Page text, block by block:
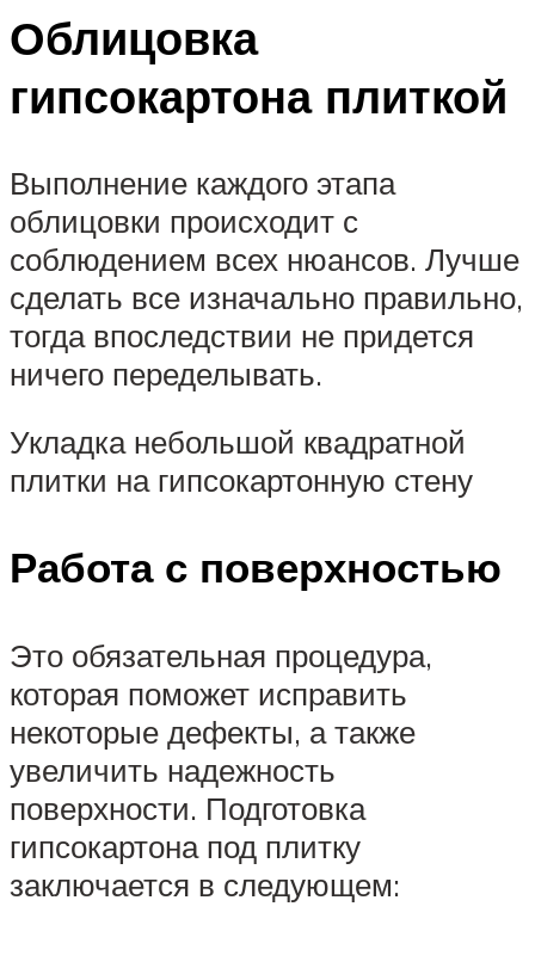
Облицовка
гипсокартона плиткой
Выполнение каждого этапа
облицовки происходит с
соблюдением всех нюансов. Лучше
сделать все изначально правильно,
тогда впоследствии не придется
ничего переделывать.
Укладка небольшой квадратной
плитки на гипсокартонную стену
Работа с поверхностью
Это обязательная процедура,
которая поможет исправить
некоторые дефекты, а также
увеличить надежность
поверхности. Подготовка
гипсокартона под плитку
заключается в следующем: